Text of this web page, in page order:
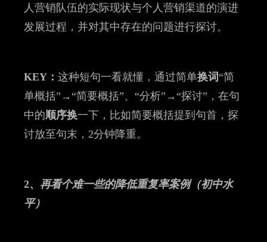
人营销队伍的实际现状与个人营销渠道的演进
发展过程，并对其中存在的问题进行探讨。
KEY： 这种短句一看就懂，通过简单换词 “简
单概括”→“简要概括”、“分析”→“探讨”，在句
中的顺序换一下，比如简要概括提到句首，探
讨放至句末，2分钟降重。
2、 再看个难一些的降低重复率案例（初中水
平）